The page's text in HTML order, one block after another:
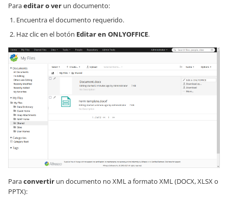
Paraeditar o ver un documento:
Encuentra el documento requerido.
Haz clic en el botón Editar en ONLYOFFICE.
Paraconvertir un documento no XML a formato XML (DOCX, XLSX o
PPTX):